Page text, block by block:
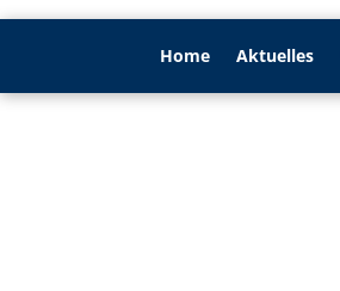
Home Aktu­elles